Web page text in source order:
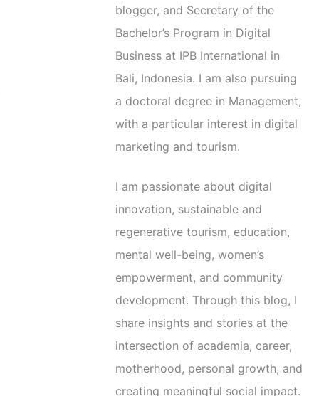
blogger, and Secretary of the
Bachelor’s Program in Digital
Business at IPB International in
Bali, Indonesia. I am also pursuing
a doctoral degree in Management,
with a particular interest in digital
marketing and tourism.
I am passionate about digital
innovation, sustainable and
regenerative tourism, education,
mental well-being, women’s
empowerment, and community
development. Through this blog, I
share insights and stories at the
intersection of academia, career,
motherhood, personal growth, and
creating meaningful social impact.
e
s